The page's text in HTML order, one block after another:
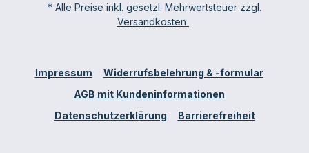
* Alle Preise inkl. gesetzl. Mehrwertsteuer zzgl.
Versandkosten
Impressum
Widerrufsbelehrung & -formular
AGB mit Kundeninformationen
Datenschutzerklärung
Barrierefreiheit